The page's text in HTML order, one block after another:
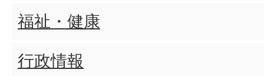
福祉・健康
行政情報